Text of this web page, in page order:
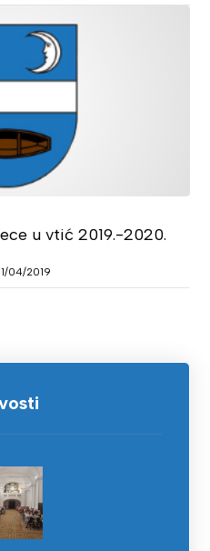
u vtić 2019.-2020.
04/2019